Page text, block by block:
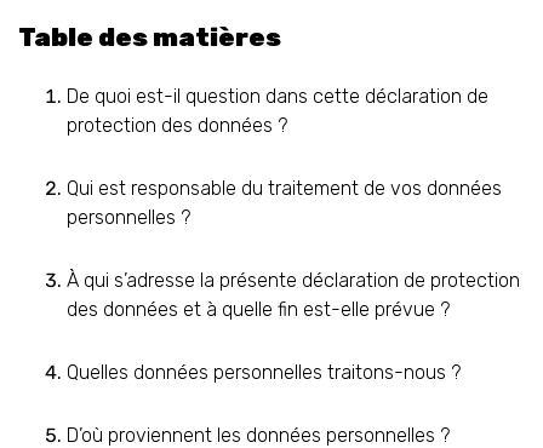
Table des matières
De quoi est-il question dans cette déclaration de
protection des données ?
Qui est responsable du traitement de vos données
personnelles ?
À qui s’adresse la présente déclaration de protection
des données et à quelle fin est-elle prévue ?
Quelles données personnelles traitons-nous ?
D’où proviennent les données personnelles ?